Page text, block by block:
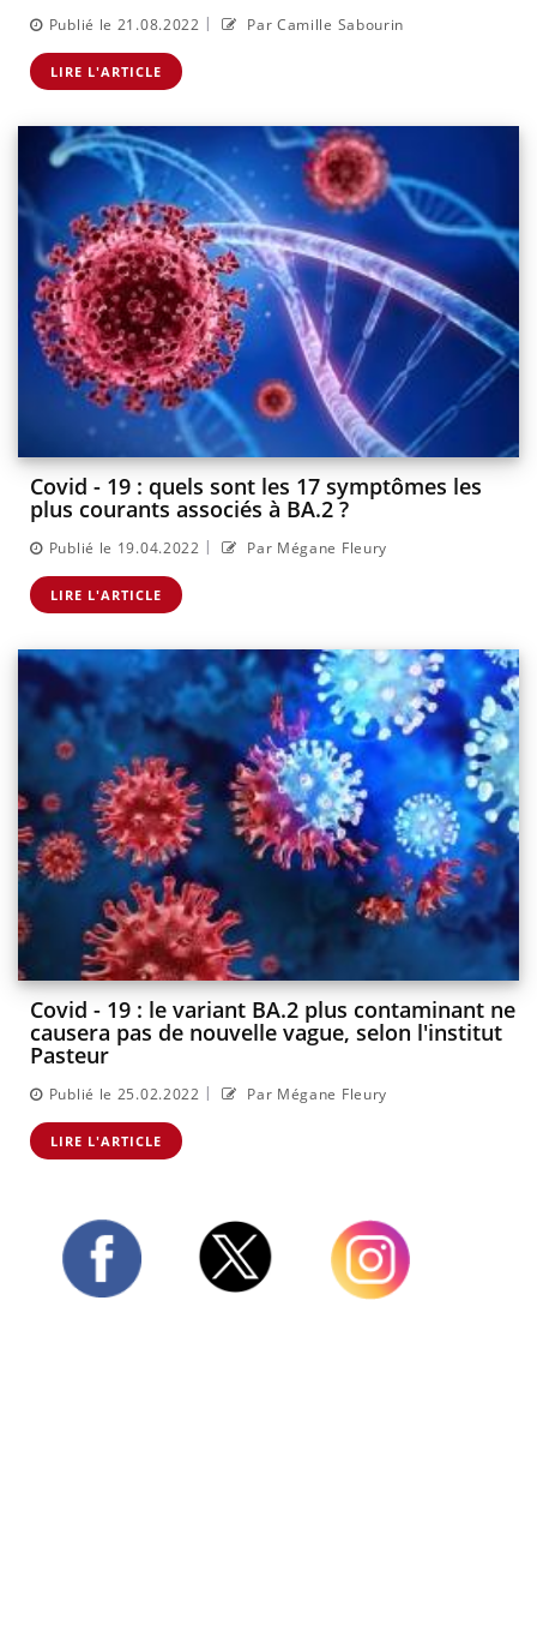
Publié le 21.08.2022 | Par Camille Sabourin
LIRE L'ARTICLE
Covid - 19 : quels sont les 17 symptômes les
plus courants associés à BA.2 ?
Publié le 19.04.2022 | Par Mégane Fleury
LIRE L'ARTICLE
Covid - 19 : le variant BA.2 plus contaminant ne
causera pas de nouvelle vague, selon l'institut
Pasteur
Publié le 25.02.2022 | Par Mégane Fleury
LIRE L'ARTICLE